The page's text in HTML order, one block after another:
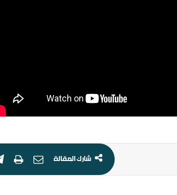
شارك المقالة